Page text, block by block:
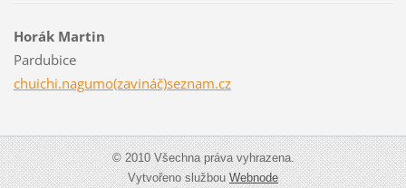
Horák Martin
Pardubice
chuichi.nagumo(zavináč)seznam.cz
© 2010 Všechna práva vyhrazena.
Vytvořeno službouWebnode